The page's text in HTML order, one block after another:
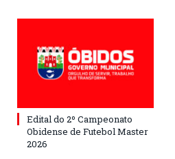
Edital do 2º Campeonato
Obidense de Futebol Master
2026